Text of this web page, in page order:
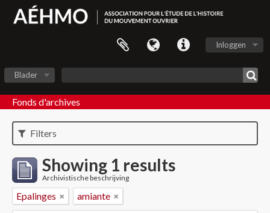
Inloggen
Blader
Fonds d'archives
Filters
Showing 1 results
Archivistische beschrijving
Epalinges amiante